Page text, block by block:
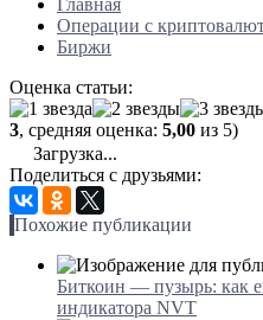
Главная
Операции с
Биржи
Оценка статьи:
3, средняя оценка: 5,00 из 5)
Загрузка...
Поделиться с друзьями:
Похожие публикации
Биткоин — пузырь: как
индикатора NVT